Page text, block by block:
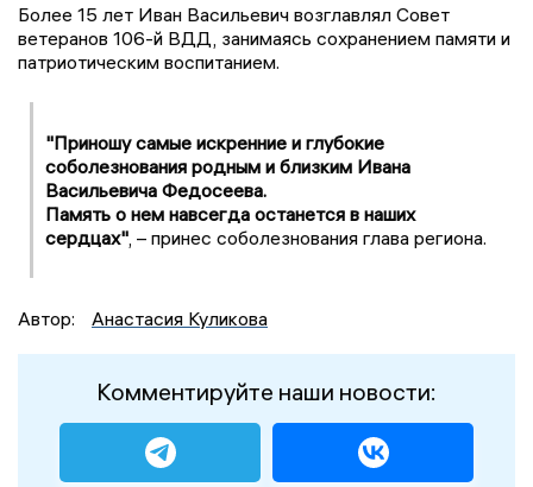
Более 15 лет Иван Васильевич возглавлял Совет
ветеранов 106-й ВДД, занимаясь сохранением памяти и
патриотическим воспитанием.
"Приношу самые искренние и глубокие
соболезнования родным и близким Ивана
Васильевича Федосеева.
Память о нем навсегда останется в наших
сердцах" , – принес соболезнования глава региона.
Автор: Анастасия Куликова
Комментируйте наши новости: